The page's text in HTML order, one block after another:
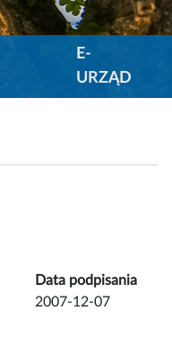
E-
URZĄD
Data podpisania
2007-12-07